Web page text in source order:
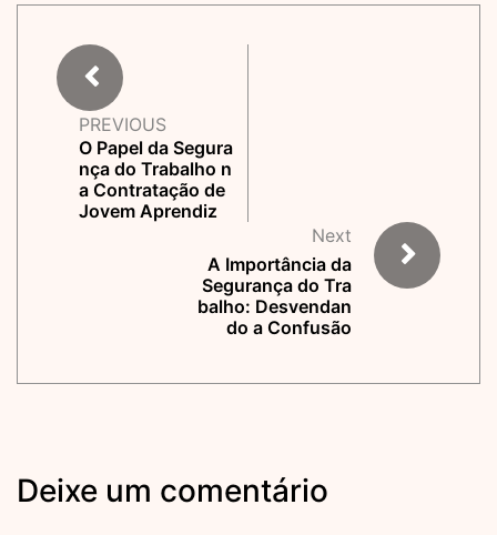
PREVIOUS
O Papel da Segura
nça do Trabalho n
a Contratação de
Jovem Aprendiz
Next
A Importância da
Segurança do Tra
balho: Desvendan
do a Confusão
Deixe um comentário